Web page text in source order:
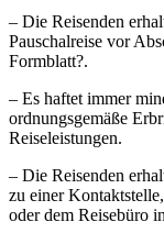
– Die Reisenden
Pauschalreise vor
Formblatt?.
– Es haftet immer
ordnungsgemäße
Reiseleistungen.
– Die Reisenden
zu einer
oder dem Reisebüro